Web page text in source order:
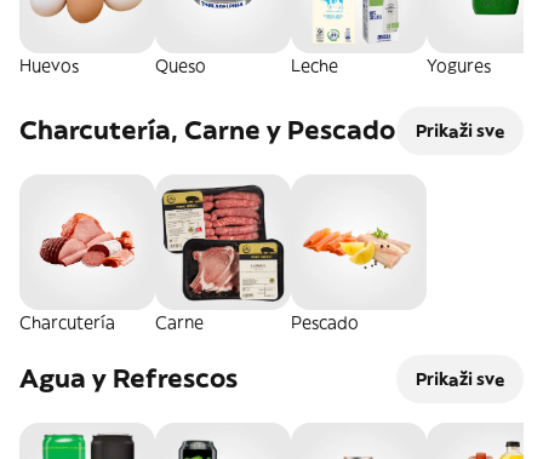
Huevos Queso Leche Yogures
Charcutería, Carne y Pescado Prikaži sve
Charcutería Carne Pescado
Agua y Refrescos Prikaži sve